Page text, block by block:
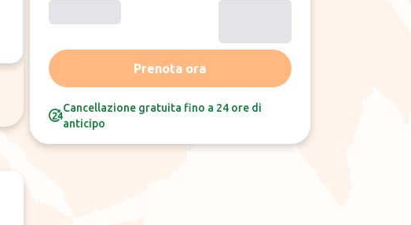
Prenota ora
Cancellazione gratuita fino a 24 ore di
anticipo